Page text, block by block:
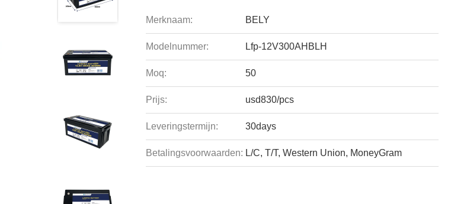
Merknaam: BELY
Modelnummer: Lfp-12V300AHBLH
Moq: 50
Prijs: usd830/pcs
Leveringstermijn: 30days
Betalingsvoorwaarden: L/C, T/T, Western Union, MoneyGram